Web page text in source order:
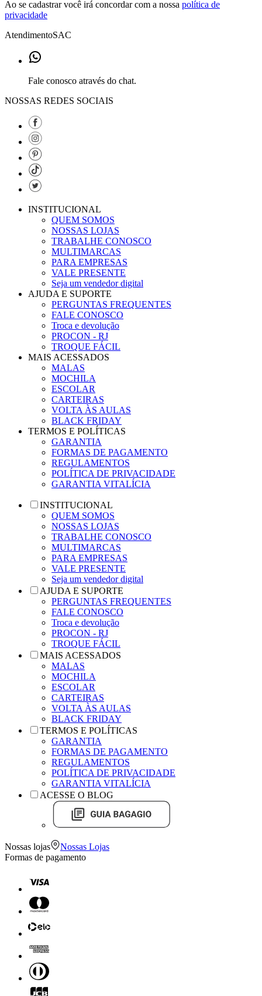
Ao se cadastrar você irá concordar com a nossa política de
privacidade
AtendimentoSAC
Fale conosco através do chat.
NOSSAS REDES SOCIAIS
INSTITUCIONAL
QUEM SOMOS
NOSSAS LOJAS
TRABALHE CONOSCO
MULTIMARCAS
PARA EMPRESAS
VALE PRESENTE
Seja um vendedor digital
AJUDA E SUPORTE
PERGUNTAS FREQUENTES
FALE CONOSCO
Troca e devolução
PROCON - RJ
TROQUE FÁCIL
MAIS ACESSADOS
MALAS
MOCHILA
ESCOLAR
CARTEIRAS
VOLTA ÀS AULAS
BLACK FRIDAY
TERMOS E POLÍTICAS
GARANTIA
FORMAS DE PAGAMENTO
REGULAMENTOS
POLÍTICA DE PRIVACIDADE
GARANTIA VITALÍCIA
INSTITUCIONAL
QUEM SOMOS
NOSSAS LOJAS
TRABALHE CONOSCO
MULTIMARCAS
PARA EMPRESAS
VALE PRESENTE
Seja um vendedor digital
AJUDA E SUPORTE
PERGUNTAS FREQUENTES
FALE CONOSCO
Troca e devolução
PROCON - RJ
TROQUE FÁCIL
MAIS ACESSADOS
MALAS
MOCHILA
ESCOLAR
CARTEIRAS
VOLTA ÀS AULAS
BLACK FRIDAY
TERMOS E POLÍTICAS
GARANTIA
FORMAS DE PAGAMENTO
REGULAMENTOS
POLÍTICA DE PRIVACIDADE
GARANTIA VITALÍCIA
ACESSE O BLOG
Nossas lojas
Nossas Lojas
Formas de pagamento